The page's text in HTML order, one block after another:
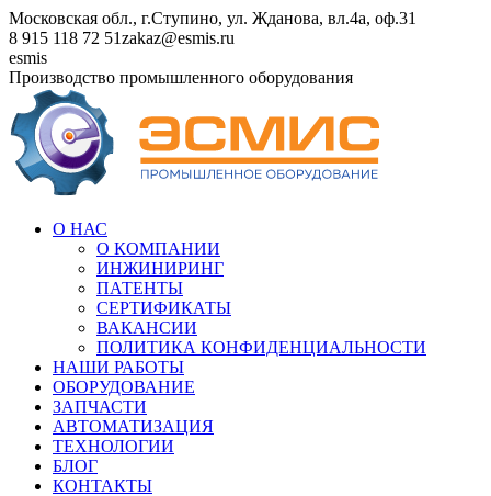
Перейти
к
содержанию
Московская обл., г.Ступино, ул. Жданова, вл.4а, оф.31
8 915 118 72 51zakaz@esmis.ru
Вконтакте
esmis
Производство промышленного оборудования
О НАС
О КОМПАНИИ
ИНЖИНИРИНГ
ПАТЕНТЫ
СЕРТИФИКАТЫ
ВАКАНСИИ
ПОЛИТИКА КОНФИДЕНЦИАЛЬНОСТИ
НАШИ РАБОТЫ
ОБОРУДОВАНИЕ
ЗАПЧАСТИ
АВТОМАТИЗАЦИЯ
ТЕХНОЛОГИИ
БЛОГ
КОНТАКТЫ